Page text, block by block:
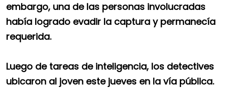
embargo, una de las personas involucradas
había logrado evadir la captura y permanecía
requerida.
Luego de tareas de inteligencia, los detectives
ubicaron al joven este jueves en la vía pública.